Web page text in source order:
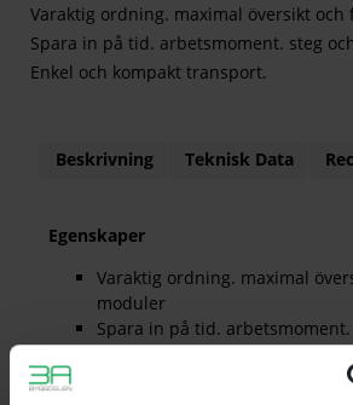
Varaktig ordning. maximal översikt och
Spara in på tid. arbetsmoment. steg
Enkel och kompakt transport.
Beskrivning Teknisk Data
Egenskaper
Varaktig ordning. maximal
moduler
Spara in på tid. arbetsmoment.
ansträngningar